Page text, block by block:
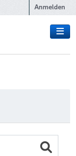
Anmelden